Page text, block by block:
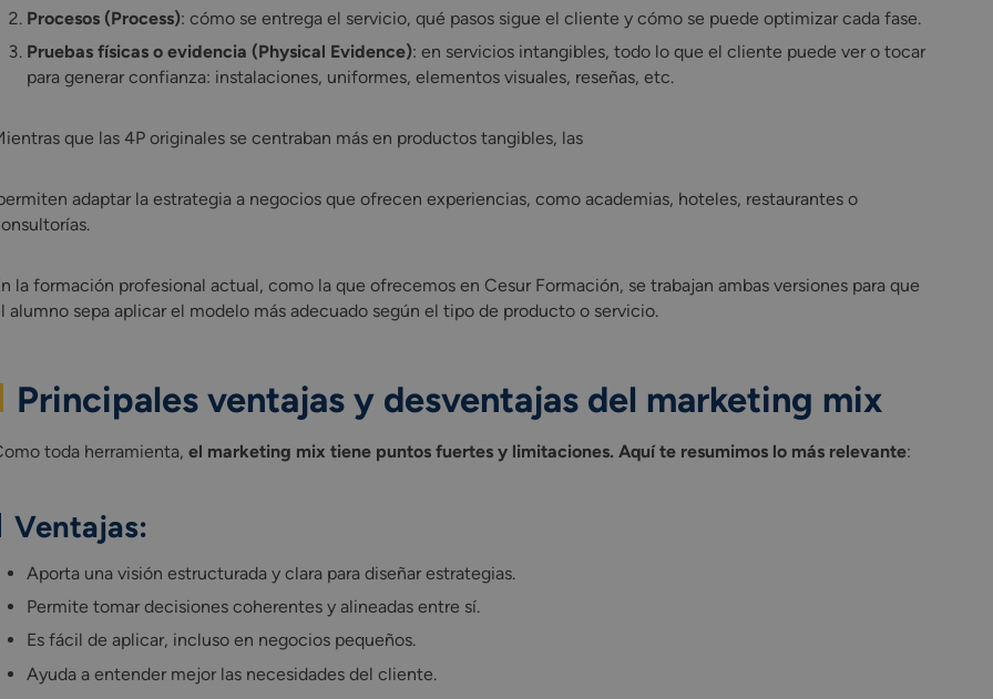
Procesos (Process): cómo se entrega el servicio, qué pasos sigue el cliente y cómo se puede optimizar cada fase.
Pruebas físicas o evidencia (Physical Evidence): en servicios intangibles, todo lo que el cliente puede ver o tocar
para generar confianza: instalaciones, uniformes, elementos visuales, reseñas, etc.
que las 4P originales se centraban más en productos tangibles, las
adaptar la estrategia a negocios que ofrecen experiencias, como academias, hoteles, restaurantes o
la formación profesional actual, como la que ofrecemos en Cesur Formación, se trabajan ambas versiones para que
alumno sepa aplicar el modelo más adecuado según el tipo de producto o servicio.
Principales ventajas y desventajas del marketing mix
toda herramienta, el marketing mix tiene puntos fuertes y limitaciones. Aquí te resumimos lo más relevante:
Ventajas:
Aporta una visión estructurada y clara para diseñar estrategias.
Permite tomar decisiones coherentes y alineadas entre sí.
Es fácil de aplicar, incluso en negocios pequeños.
Ayuda a entender mejor las necesidades del cliente.